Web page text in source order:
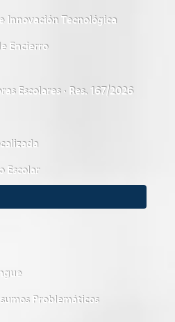
Innovación Tecnológica
Encierro
Escolares · Res. 167/2026
Escolar
Problemáticos